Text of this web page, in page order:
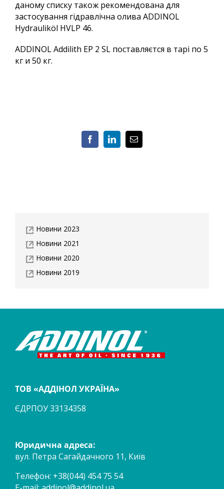
даному списку також рекомендована для
застосування гідравлічна олива ADDINOL
Hydrauliköl HVLP 46.
ADDINOL Addilith EP 2 SL поставляєтся в тарі по 5
кг и 50 кг.
FacebookLinkedInEmail
Новини 2023
Новини 2021
Новини 2020
Новини 2019
ТОВ «АДДІНОЛ УКРАЇНА»
ЄДРПОУ 33134358
Юридична адреса:
вул. Петра Сагайдачного 11, Київ
Телефон: +38(044) 454 75 54